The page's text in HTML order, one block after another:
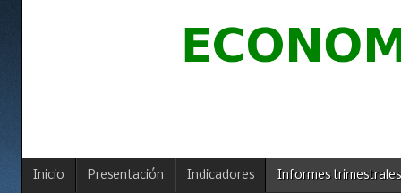
Inicio Presentación Indicadores Informes trimestrales